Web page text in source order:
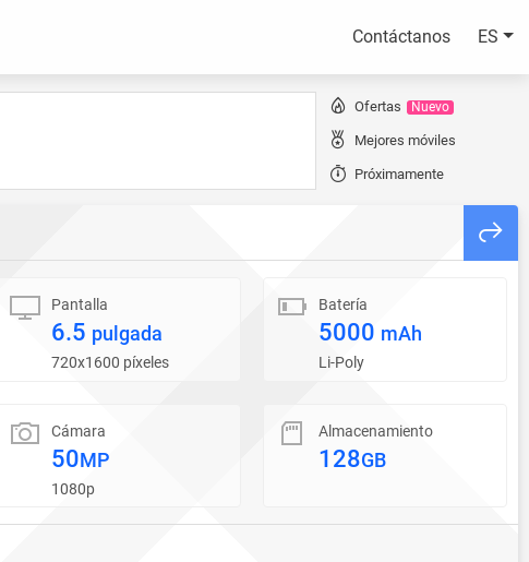
Contáctanos ES
Ofertas Nuevo
Mejores móviles
Próximamente
Pantalla
6.5 pulgada
720x1600 píxeles
Batería
5000 mAh
Li-Poly
Cámara
50MP
1080p
Almacenamiento
128GB